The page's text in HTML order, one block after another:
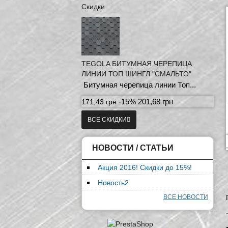
Скидки
TEGOLA БИТУМНАЯ ЧЕРЕПИЦА
ЛИНИИ ТОП ШИНГЛ "СМАЛЬТО"
Битумная черепица линии Топ...
171,43 грн -15% 201,68 грн
ВСЕ СКИДКИ
НОВОСТИ / СТАТЬИ
Акция 2016! Скидки до 15%!
Новость2
ВСЕ НОВОСТИ